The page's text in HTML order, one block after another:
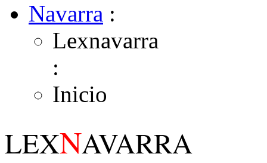
Navarra :
Lexnavarra
:
Inicio
LEXNAVARRA